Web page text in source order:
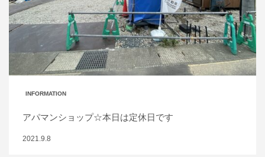
INFORMATION
アパマンショップ☆本日は定休日です
2021.9.8